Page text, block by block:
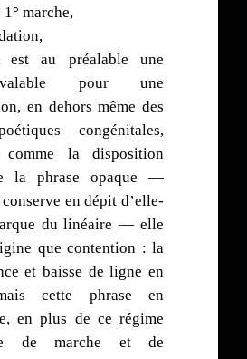
marche,
est au préalable une
pour une
en dehors même des
congénitales,
la disposition
la phrase opaque —
en dépit d’elle-
du linéaire — elle
que contention : la
et baisse de ligne en
cette phrase en
en plus de ce régime
de marche et de